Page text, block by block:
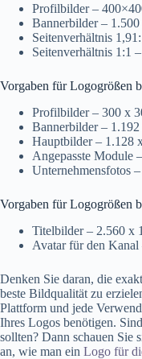
Profilbilder –
Bannerbilder –
Seitenverhältnis
Seitenverhältnis 1:1
Vorgaben für Logogrößen
Profilbilder – 300 x
Bannerbilder –
Hauptbilder – 1.128
Angepasste Module
Unternehmensfotos
Vorgaben für Logogrößen
Titelbilder – 2.560 x
Avatar für den
Denken Sie daran, die
beste Bildqualität zu
Plattform und jede
Ihres Logos benötigen.
sollten? Dann schauen Sie
an, wie man ein Logo für